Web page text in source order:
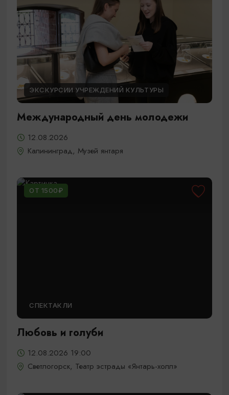
ЭКСКУРСИИ УЧРЕЖДЕНИЙ КУЛЬТУРЫ
Международный день молодежи
12.08.2026
Калининград, Музей янтаря
ОТ 1500₽
СПЕКТАКЛИ
Любовь и голуби
12.08.2026 19:00
Светлогорск, Театр эстрады «Янтарь-холл»